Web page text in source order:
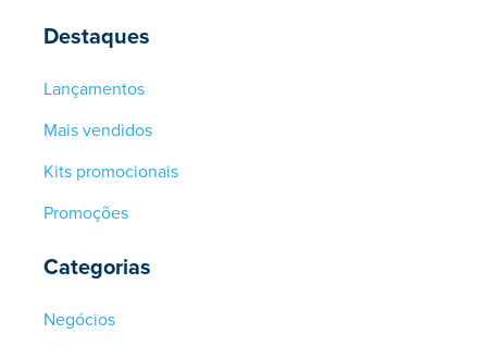
Destaques
Lançamentos
Mais vendidos
Kits promocionais
Promoções
Categorias
Negócios